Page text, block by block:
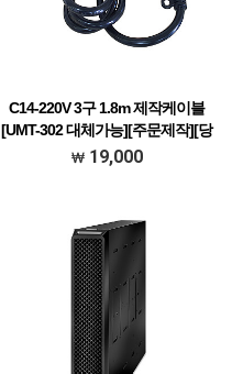
C14-220V 3구 1.8m 제작케이블
[UMT-302 대체가능][주문제작][당
일발송]
19,000